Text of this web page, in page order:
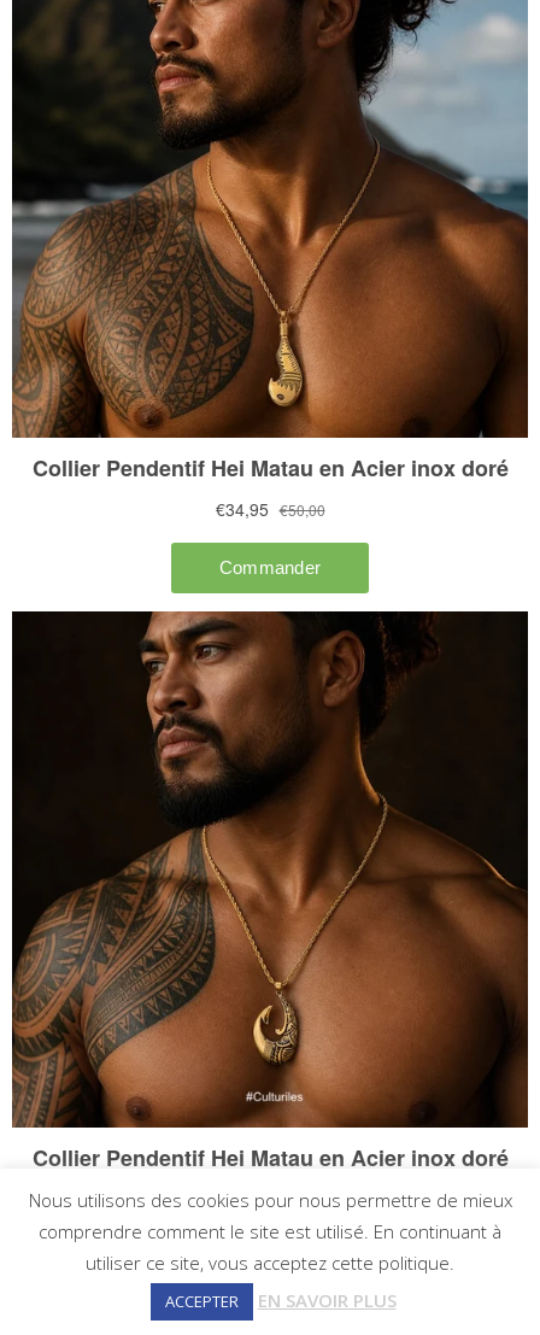
Nous utilisons des cookies pour nous permettre de mieux
comprendre comment le site est utilisé. En continuant à
utiliser ce site, vous acceptez cette politique.
ACCEPTER EN SAVOIR PLUS